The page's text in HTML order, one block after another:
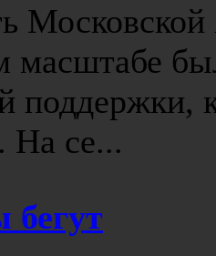
масштабе
поддержки,
На се...
бегут